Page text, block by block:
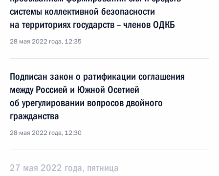
системы коллективной безопасности
на территориях государств – членов ОДКБ
28 мая 2022 года, 12:35
Подписан закон о ратификации соглашения
между Россией и Южной Осетией
об урегулировании вопросов двойного
гражданства
28 мая 2022 года, 12:30
27 мая 2022 года, пятница